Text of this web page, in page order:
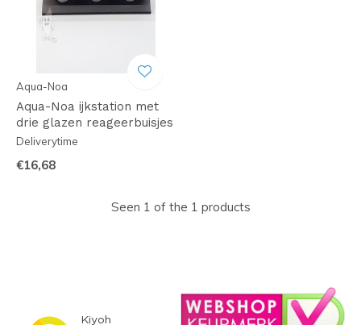
Aqua-Noa
Aqua-Noa ijkstation met
drie glazen reageerbuisjes
Deliverytime
€16,68
Seen 1 of the 1 products